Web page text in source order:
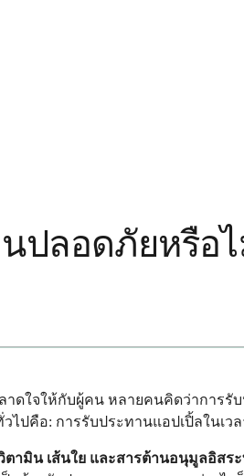
ปลอดภัยหรือ
ดใจให้กับผู้คน หลายคนคิดว่าการ
ไปคือ: การรับประทานแอปเปิ้ลในเว
ตามิน เส้นใย และสารต้านอนุมูลอิส